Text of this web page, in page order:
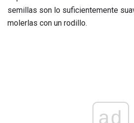
semillas son lo suficientemente
molerlas con un rodillo.
ad